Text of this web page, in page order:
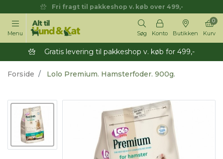
Fri fragt til pakkeshop v. køb over 499,-
Menu Søg Konto Butikken Kurv
0
Gratis levering til pakkeshop v. køb for 499,-
Forside Lolo Premium. Hamsterfoder. 900g.